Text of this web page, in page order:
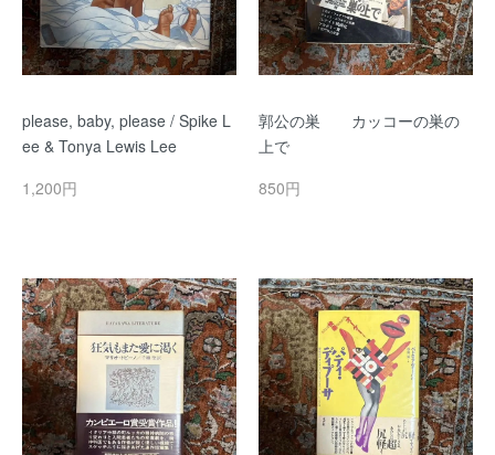
please, baby, please / Spike L
ee & Tonya Lewis Lee
1,200円
郭公の巣 カッコーの巣の
上で
850円